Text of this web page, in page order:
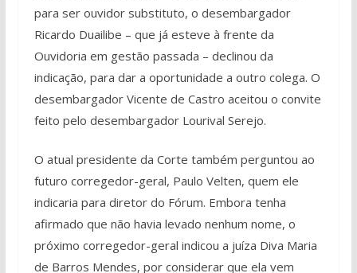
para ser ouvidor substituto, o desembargador
Ricardo Duailibe – que já esteve à frente da
Ouvidoria em gestão passada – declinou da
indicação, para dar a oportunidade a outro colega. O
desembargador Vicente de Castro aceitou o convite
feito pelo desembargador Lourival Serejo.
O atual presidente da Corte também perguntou ao
futuro corregedor-geral, Paulo Velten, quem ele
indicaria para diretor do Fórum. Embora tenha
afirmado que não havia levado nenhum nome, o
próximo corregedor-geral indicou a juíza Diva Maria
de Barros Mendes, por considerar que ela vem